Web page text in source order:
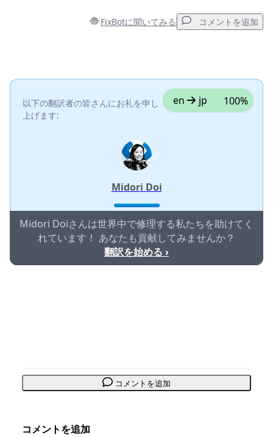
FixBotに聞いてみる コメントを追加
コメントを追加
キャンセル
以下の翻訳者の皆さんにお礼を申し
上げます:
en jp 100%
Midori Doi
Midori Doiさんは世界中で修理する私たちを助けてく
れています！ あなたも貢献してみませんか？
翻訳を始める ›
コメントを追加
コメントを追加